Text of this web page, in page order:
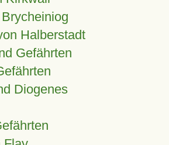
Halberstadt
Gefährten
Diogenes